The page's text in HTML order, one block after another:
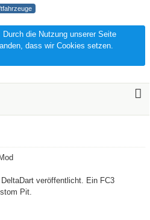
die Nutzung unserer Seite
dass wir Cookies setzen.
veröffentlicht. Ein FC3
Pit.